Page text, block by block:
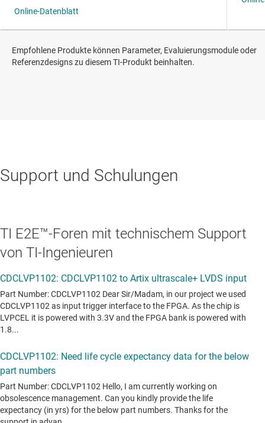
Empfohlene Produkte können Parameter, Evaluierungsmodule oder
Referenzdesigns zu diesem TI-Produkt beinhalten.
Support und Schulungen
TI E2E™-Foren mit technischem Support
von TI-Ingenieuren